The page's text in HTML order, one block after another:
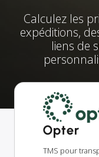
Calculez les
expéditions,
liens de
Opter
TMS pour